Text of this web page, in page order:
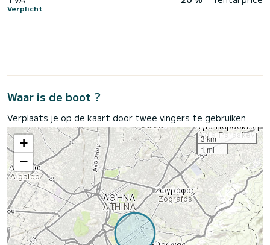
Verplicht
Waar is de boot ?
Verplaats je op de kaart door twee vingers te gebruiken
+
−
3 km
1 mi